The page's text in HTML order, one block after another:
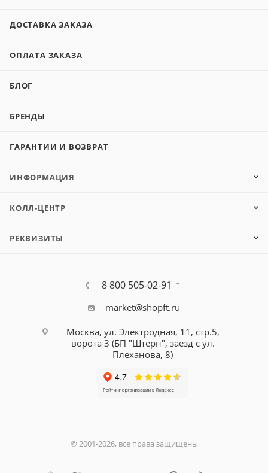
ДОСТАВКА ЗАКАЗА
ОПЛАТА ЗАКАЗА
БЛОГ
БРЕНДЫ
ГАРАНТИИ И ВОЗВРАТ
ИНФОРМАЦИЯ
КОЛЛ-ЦЕНТР
РЕКВИЗИТЫ
8 800 505-02-91
market@shopft.ru
Москва, ул. Электродная, 11, стр.5,
ворота 3 (БП "Штерн", заезд с ул.
Плеханова, 8)
© 2001-2026, все права защищены